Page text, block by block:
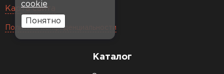
Карта сайта
Политика конфиденциальности
Каталог
cookie
Понятно